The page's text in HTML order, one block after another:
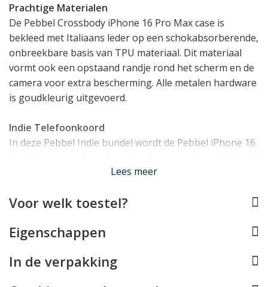
Prachtige Materialen
De Pebbel Crossbody iPhone 16 Pro Max case is
bekleed met Italiaans leder op een schokabsorberende,
onbreekbare basis van TPU materiaal. Dit materiaal
vormt ook een opstaand randje rond het scherm en de
camera voor extra bescherming. Alle metalen hardware
is goudkleurig uitgevoerd.
Indie Telefoonkoord
In deze Pebbel Indie bundel wordt de Pebbel iPhone 16
Het Indie koord is breder dan het leren koord en
afwerking in het kenmerkende Italiaanse Pebbel leer.
waar de P van Pebbel trots in het leer is aangebracht.
goudkleurige hardware.
Lees meer
Voor welk toestel?
Eigenschappen
In de verpakking